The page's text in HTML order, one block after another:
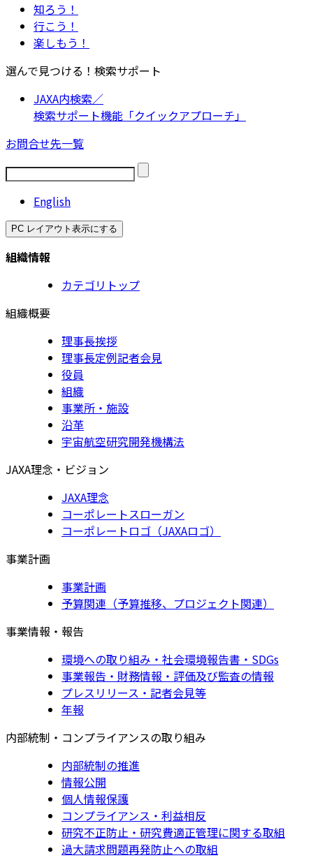
知ろう！
行こう！
楽しもう！
選んで見つける！検索サポート
JAXA内検索／
検索サポート機能「クイックアプローチ」
お問合せ先一覧
English
PC レイアウト表示にする
組織情報
カテゴリトップ
組織概要
理事長挨拶
理事長定例記者会見
役員
組織
事業所・施設
沿革
宇宙航空研究開発機構法
JAXA理念・ビジョン
JAXA理念
コーポレートスローガン
コーポレートロゴ（JAXAロゴ）
事業計画
事業計画
予算関連（予算推移、プロジェクト関連）
事業情報・報告
環境への取り組み・社会環境報告書・SDGs
事業報告・財務情報・評価及び監査の情報
プレスリリース・記者会見等
年報
内部統制・コンプライアンスの取り組み
内部統制の推進
情報公開
個人情報保護
コンプライアンス・利益相反
研究不正防止・研究費適正管理に関する取組
過大請求問題再発防止への取組